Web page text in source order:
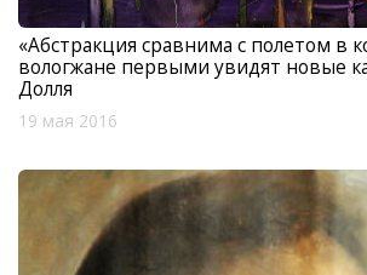
«Абстракция сравнима с полетом в
вологжане первыми увидят новые
Долля
19 мая 2016